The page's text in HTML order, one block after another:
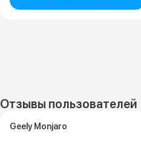
Отзывы пользователей
Geely Monjaro